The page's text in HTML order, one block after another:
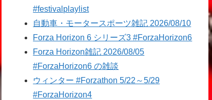
#festivalplaylist
自動車・モータースポーツ雑記 2026/08/10
Forza Horizon 6 シリーズ3 #ForzaHorizon6
Forza Horizon雑記 2026/08/05
#ForzaHorizon6 の雑談
ウィンター #Forzathon 5/22～5/29
#ForzaHorizon4